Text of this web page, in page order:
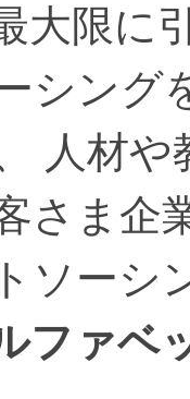
大限に
シング
人材
さま企
ソーシ
ファベ